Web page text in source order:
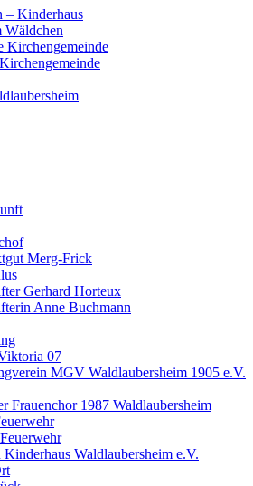
– Kinderhaus
Wäldchen
Kirchengemeinde
Merg-Frick
Gerhard Horteux
Anne Buchmann
07
MGV Waldlaubersheim 1905 e.V.
Frauenchor 1987 Waldlaubersheim
Waldlaubersheim e.V.